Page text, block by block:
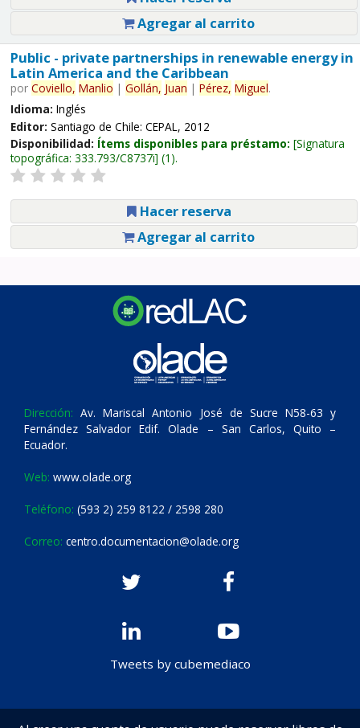
Agregar al carrito
Public - private partnerships in renewable energy in
Latin America and the Caribbean
por Coviello, Manlio | Gollán, Juan | Pérez, Miguel.
Idioma: Inglés
Editor: Santiago de Chile: CEPAL, 2012
Disponibilidad: Ítems disponibles para préstamo: Signatura
topográfica: 333.793/C8737i (1).
Hacer reserva
Agregar al carrito
Dirección: Av. Mariscal Antonio José de Sucre N58-63 y
Fernández Salvador Edif. Olade – San Carlos, Quito –
Ecuador.
Web: www.olade.org
Teléfono: (593 2) 259 8122 / 2598 280
Correo: centro.documentacion@olade.org
Tweets by cubemediaco